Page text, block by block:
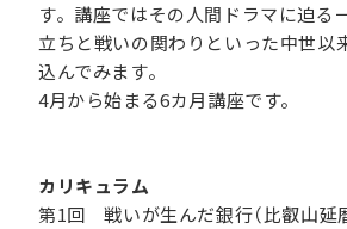
す。講座ではその人間ドラマに迫る
立ちと戦いの関わりといった中世以
込んでみます。
4月から始まる6カ月講座です。
カリキュラム
第1回 戦いが生んだ銀行（比叡山延